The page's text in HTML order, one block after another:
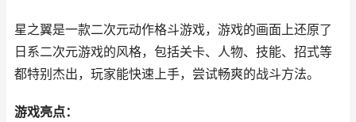
星之翼是一款二次元动作格斗游戏，游戏的画面上还原了
日系二次元游戏的风格，包括关卡、人物、技能、招式等
都特别杰出，玩家能快速上手，尝试畅爽的战斗方法。
游戏亮点：